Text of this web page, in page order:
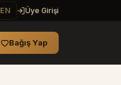
EN Üye Girişi
Bağış Yap